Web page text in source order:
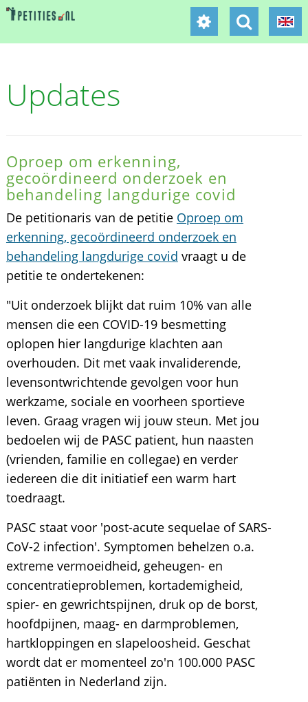
Updates
Oproep om erkenning,
gecoördineerd onderzoek en
behandeling langdurige covid
De petitionaris van de petitie Oproep om
erkenning, gecoördineerd onderzoek en
behandeling langdurige covid vraagt u de
petitie te ondertekenen:
"Uit onderzoek blijkt dat ruim 10% van alle
mensen die een COVID-19 besmetting
oplopen hier langdurige klachten aan
overhouden. Dit met vaak invaliderende,
levensontwrichtende gevolgen voor hun
werkzame, sociale en voorheen sportieve
leven. Graag vragen wij jouw steun. Met jou
bedoelen wij de PASC patient, hun naasten
(vrienden, familie en collegae) en verder
iedereen die dit initiatief een warm hart
toedraagt.
PASC staat voor 'post-acute sequelae of SARS-
CoV-2 infection'. Symptomen behelzen o.a.
extreme vermoeidheid, geheugen- en
concentratieproblemen, kortademigheid,
spier- en gewrichtspijnen, druk op de borst,
hoofdpijnen, maag- en darmproblemen,
hartkloppingen en slapeloosheid. Geschat
wordt dat er momenteel zo'n 100.000 PASC
patiënten in Nederland zijn.